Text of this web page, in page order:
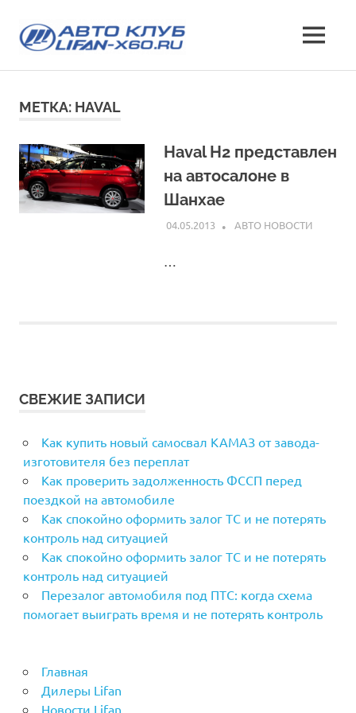
содержимому
х60
Lifan
—
характеристики
и
отзывы,
эксплуатация,
МЕНЮ
МЕТКА: HAVAL
Haval H2 представлен
на автосалоне в
Шанхае
04.05.2013 INFO
АВТО НОВОСТИ
СВЕЖИЕ ЗАПИСИ
Как купить новый самосвал КАМАЗ от завода-
изготовителя без переплат
Как проверить задолженность ФССП перед
поездкой на автомобиле
Как спокойно оформить залог ТС и не потерять
контроль над ситуацией
Как спокойно оформить залог ТС и не потерять
контроль над ситуацией
Перезалог автомобиля под ПТС: когда схема
помогает выиграть время и не потерять контроль
Главная
Дилеры Lifan
Новости Lifan